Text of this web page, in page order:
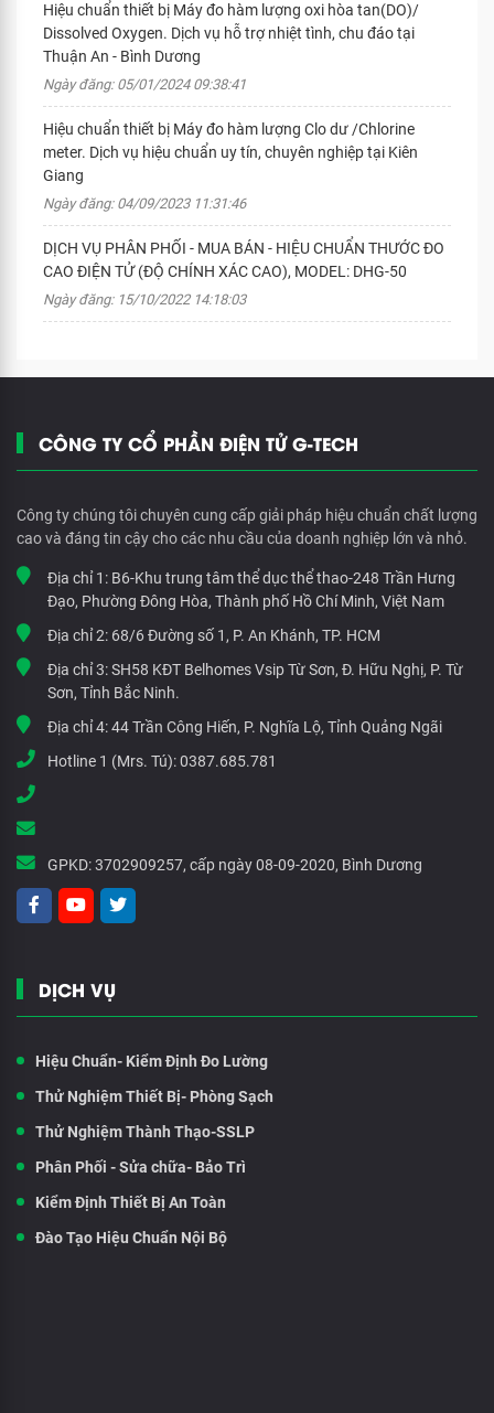
Hiệu chuẩn thiết bị Máy đo hàm lượng oxi hòa tan(DO)/
Dissolved Oxygen. Dịch vụ hỗ trợ nhiệt tình, chu đáo tại
Thuận An - Bình Dương
Ngày đăng: 05/01/2024 09:38:41
Hiệu chuẩn thiết bị Máy đo hàm lượng Clo dư /Chlorine
meter. Dịch vụ hiệu chuẩn uy tín, chuyên nghiệp tại Kiên
Giang
Ngày đăng: 04/09/2023 11:31:46
DỊCH VỤ PHÂN PHỐI - MUA BÁN - HIỆU CHUẨN THƯỚC ĐO
CAO ĐIỆN TỬ (ĐỘ CHÍNH XÁC CAO), MODEL: DHG-50
Ngày đăng: 15/10/2022 14:18:03
CÔNG TY CỔ PHẦN ĐIỆN TỬ G-TECH
Công ty chúng tôi chuyên cung cấp giải pháp hiệu chuẩn chất lượng
cao và đáng tin cậy cho các nhu cầu của doanh nghiệp lớn và nhỏ.
Địa chỉ 1: B6-Khu trung tâm thể dục thể thao-248 Trần Hưng
Đạo, Phường Đông Hòa, Thành phố Hồ Chí Minh, Việt Nam
Địa chỉ 2: 68/6 Đường số 1, P. An Khánh, TP. HCM
Địa chỉ 3:SH58 KĐT Belhomes Vsip Từ Sơn, Đ. Hữu Nghị, P. Từ
Sơn, Tỉnh Bắc Ninh.
Địa chỉ 4:44 Trần Công Hiến, P. Nghĩa Lộ, Tỉnh Quảng Ngãi
Hotline 1 (Mrs. Tú):0387.685.781
GPKD:3702909257, cấp ngày 08-09-2020, Bình Dương
DỊCH VỤ
Hiệu Chuẩn- Kiểm Định Đo Lường
Thử Nghiệm Thiết Bị- Phòng Sạch
Thử Nghiệm Thành Thạo-SSLP
Phân Phối - Sửa chữa- Bảo Trì
Kiểm Định Thiết Bị An Toàn
Đào Tạo Hiệu Chuẩn Nội Bộ